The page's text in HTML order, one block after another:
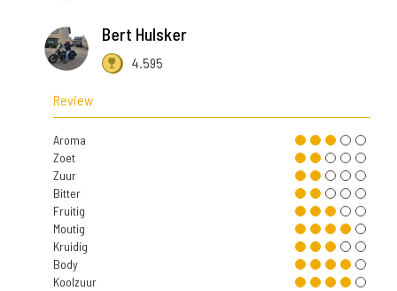
Bert Hulsker
4.595
Review
Aroma
Zoet
Zuur
Bitter
Fruitig
Moutig
Kruidig
Body
Koolzuur